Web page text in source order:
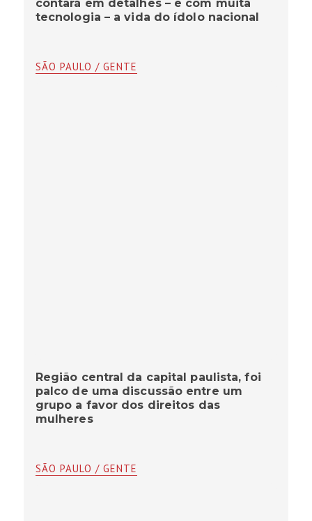
contará em detalhes – e com muita
tecnologia – a vida do ídolo nacional
SÃO PAULO / GENTE
Região central da capital paulista, foi
palco de uma discussão entre um
grupo a favor dos direitos das
mulheres
SÃO PAULO / GENTE